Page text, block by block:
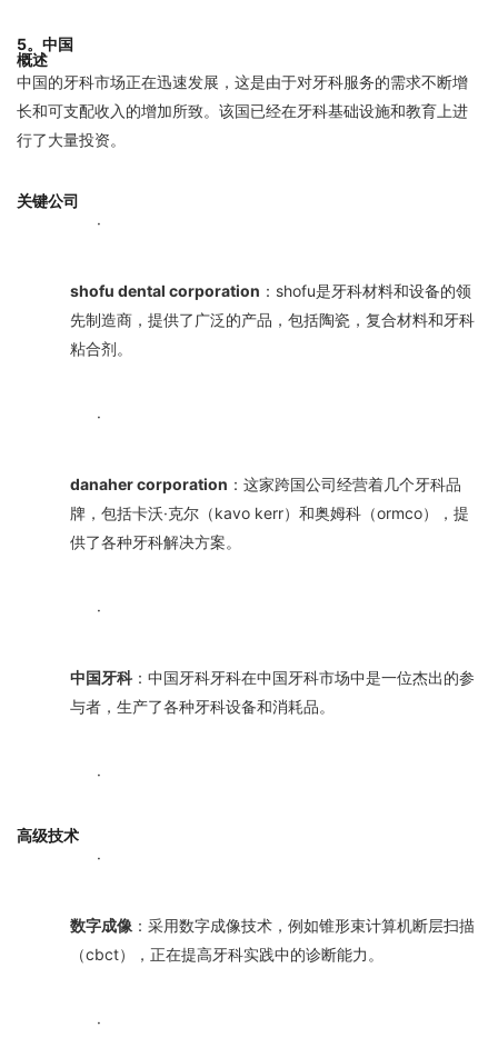
5。中国
概述
中国的牙科市场正在迅速发展，这是由于对牙科服务的需求不断增
长和可支配收入的增加所致。该国已经在牙科基础设施和教育上进
行了大量投资。
关键公司
·
shofu dental corporation ：shofu是牙科材料和设备的领
先制造商，提供了广泛的产品，包括陶瓷，复合材料和牙科
粘合剂。
·
danaher corporation ：这家跨国公司经营着几个牙科品
牌，包括卡沃·克尔（kavo kerr）和奥姆科（ormco），提
供了各种牙科解决方案。
·
中国牙科 ：中国牙科牙科在中国牙科市场中是一位杰出的参
与者，生产了各种牙科设备和消耗品。
·
高级技术
·
数字成像 ：采用数字成像技术，例如锥形束计算机断层扫描
（cbct），正在提高牙科实践中的诊断能力。
·